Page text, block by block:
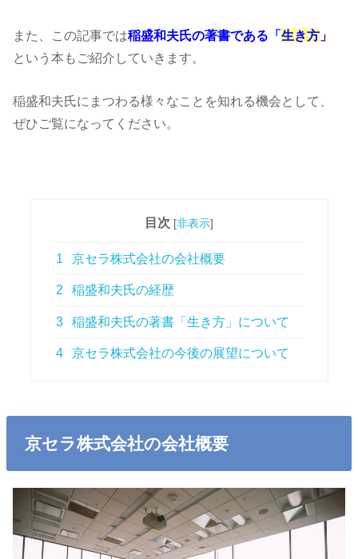
また、この記事では稲盛和夫氏の著書である「生き方 」
という本もご紹介していきます。
稲盛和夫氏にまつわる様々なことを知れる機会として、
ぜひご覧になってください。
目次 [非表示]
1 京セラ株式会社の会社概要
2 稲盛和夫氏の経歴
3 稲盛和夫氏の著書「生き方」について
4 京セラ株式会社の今後の展望について
京セラ株式会社の会社概要